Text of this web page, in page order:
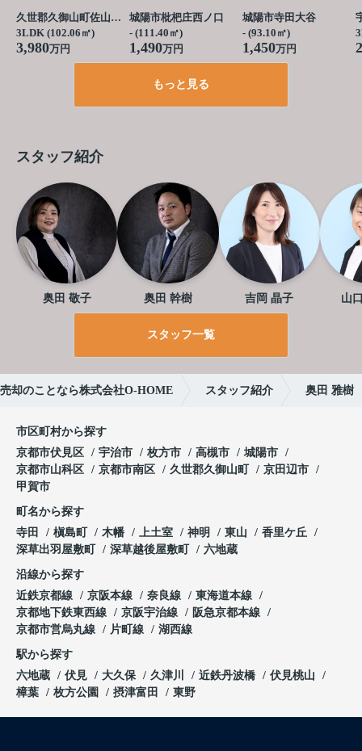
久世郡久御山町佐山栗ノ脇
3LDK (102.06㎡)
3,980万円
城陽市枇杷庄西ノ口
- (111.40㎡)
1,490万円
城陽市寺田大谷
- (93.10㎡)
1,450万円
もっと見る
スタッフ紹介
奥田 敬子 奥田 幹樹 吉岡 晶子 山
スタッフ一覧
却のことなら株式会社O-HOME スタッフ紹介 奥田 雅樹
市区町村から探す
京都市伏見区
宇治市 枚方市 高槻市
城陽市
京都市山科区
京都市南区 久世郡久御山町
京田辺市
甲賀市
町名から探す
寺田
槇島町 木幡 上土室 神明 東山
香里ケ丘
深草出羽屋敷町
深草越後屋敷町 六地蔵
沿線から探す
近鉄京都線
京阪本線 奈良線
東海道本線
京都地下鉄東西線
京阪宇治線
阪急京都本線
京都市営烏丸線
片町線 湖西線
駅から探す
六地蔵
伏見 大久保 久津川 近鉄丹波橋
伏見桃山
樟葉
枚方公園 摂津富田 東野